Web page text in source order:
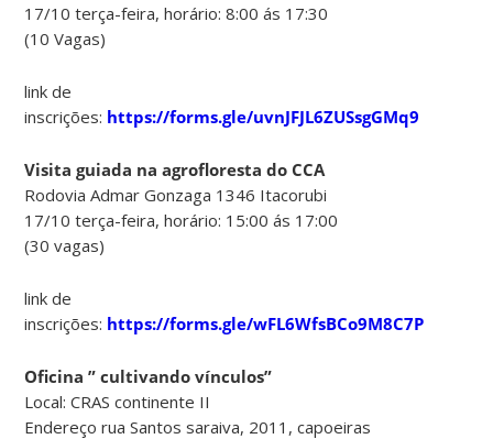
17/10 terça-feira, horário: 8:00 ás 17:30
(10 Vagas)
link de
inscrições: https://forms.gle/uvnJFJL6ZUSsgGMq9
Visita guiada na agrofloresta do CCA
Rodovia Admar Gonzaga 1346 Itacorubi
17/10 terça-feira, horário: 15:00 ás 17:00
(30 vagas)
link de
inscrições: https://forms.gle/wFL6WfsBCo9M8C7P7
Oficina ” cultivando vínculos”
Local: CRAS continente II
Endereço rua Santos saraiva, 2011, capoeiras